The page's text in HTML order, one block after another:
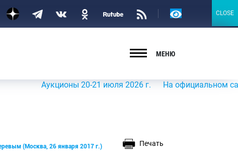
Версия
МЕНЮ
Аукционы 20-21 июля 2026 г. На официальном сайте
(Москва, 26 января 2017 г.)
Печать
CLOSE
CLOSE